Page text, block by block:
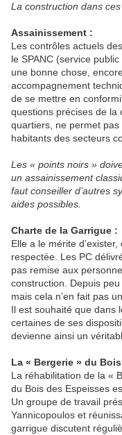
La construction dans
Assainissement :
Les contrôles actuels
le SPANC (service
une bonne chose,
accompagnement
de se mettre en
questions précises de la
quartiers, ne permet pas
habitants des secteurs
Les « points noirs »
un assainissement
faut conseiller d’autres
aides possibles.
Charte de la Garrigue :
Elle a le mérite
respectée. Les PC
pas remise aux
construction. Depuis
mais cela n’en fait pas
Il est souhaité que dans
certaines de ses
devienne ainsi un
La « Bergerie » du
La réhabilitation de la «
du Bois des Espeisses
Un groupe de travail
Yannicopoulos et
garrigue discutent